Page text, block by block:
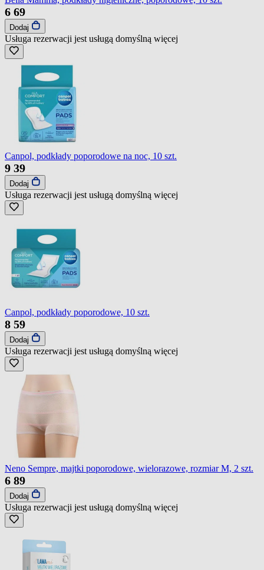
6 69
Dodaj
Usługa rezerwacji jest usługą domyślną więcej
Canpol, podkłady poporodowe na noc, 10 szt.
9 39
Dodaj
Usługa rezerwacji jest usługą domyślną więcej
Canpol, podkłady poporodowe, 10 szt.
8 59
Dodaj
Usługa rezerwacji jest usługą domyślną więcej
Neno Sempre, majtki poporodowe, wielorazowe, rozmiar M, 2 szt.
6 89
Dodaj
Usługa rezerwacji jest usługą domyślną więcej